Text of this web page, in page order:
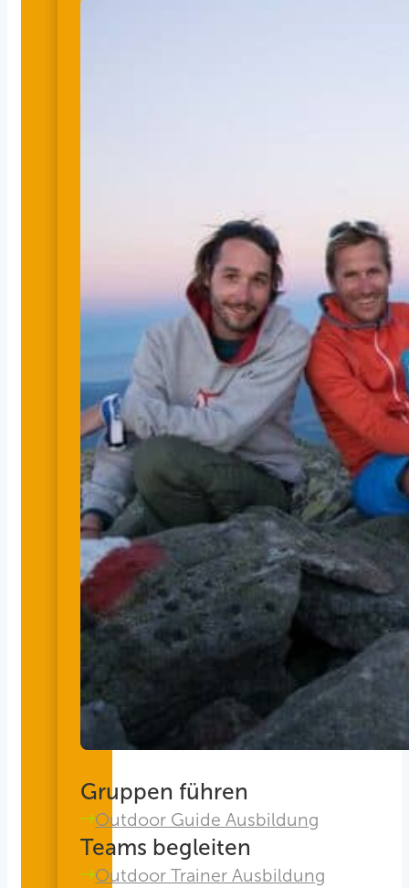
Gruppen führen
Outdoor Guide Ausbildung
Teams begleiten
Outdoor Trainer Ausbildung